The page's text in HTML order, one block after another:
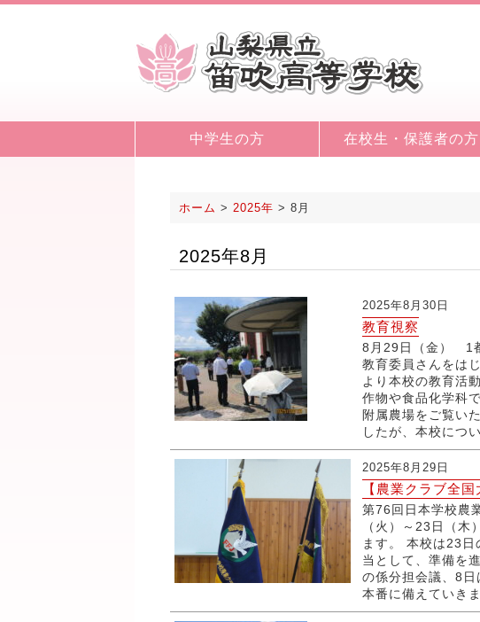
中学生の方 在校生・保護者の方
ホーム > 2025年 > 8月
2025年8月
2025年8月30日
教育視察
8月29日（金） 1
教育委員さんをは
より本校の教育活
作物や食品化学科
附属農場をご覧い
したが、本校につ
2025年8月29日
【農業クラブ全
第76回日本学校農
（火）～23日（木
ます。 本校は23
当として、準備を
の係分担会議、8日
本番に備えていき